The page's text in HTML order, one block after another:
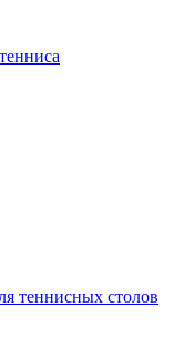
теннисных столов